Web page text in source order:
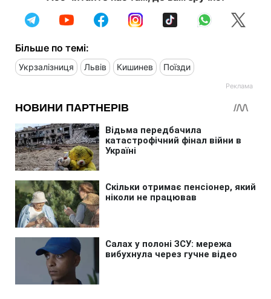
Більше по темі:
Укрзалізниця Львів Кишинев Поїзди